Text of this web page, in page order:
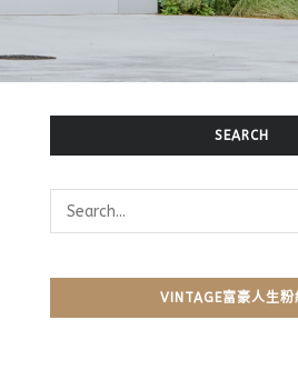
SEARCH
VINTAGE富豪人生粉